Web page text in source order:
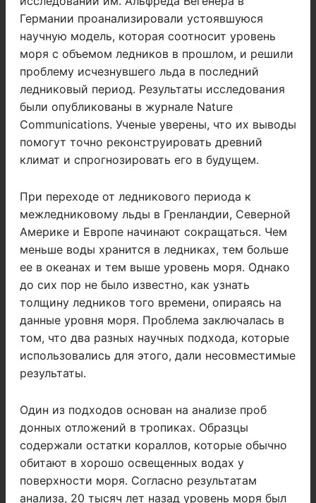
Германии проанализировали устоявшуюся
научную модель, которая соотносит уровень
моря с объемом ледников в прошлом, и решили
проблему исчезнувшего льда в последний
ледниковый период. Результаты исследования
были опубликованы в журнале Nature
Communications. Ученые уверены, что их выводы
помогут точно реконструировать древний
климат и спрогнозировать его в будущем.
При переходе от ледникового периода к
межледниковому льды в Гренландии, Северной
Америке и Европе начинают сокращаться. Чем
меньше воды хранится в ледниках, тем больше
ее в океанах и тем выше уровень моря. Однако
до сих пор не было известно, как узнать
толщину ледников того времени, опираясь на
данные уровня моря. Проблема заключалась в
том, что два разных научных подхода, которые
использовались для этого, дали несовместимые
результаты.
Один из подходов основан на анализе проб
донных отложений в тропиках. Образцы
содержали остатки кораллов, которые обычно
обитают в хорошо освещенных водах у
поверхности моря. Согласно результатам
анализа, 20 тысяч лет назад уровень моря был